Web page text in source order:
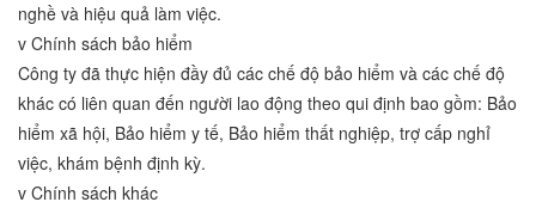
nghề và hiệu quả làm việc.
v Chính sách bảo hiểm
Công ty đã thực hiện đầy đủ các chế độ bảo hiểm và các chế độ
khác có liên quan đến người lao động theo qui định bao gồm: Bảo
hiểm xã hội, Bảo hiểm y tế, Bảo hiểm thất nghiệp, trợ cấp nghỉ
việc, khám bệnh định kỳ.
v Chính sách khác